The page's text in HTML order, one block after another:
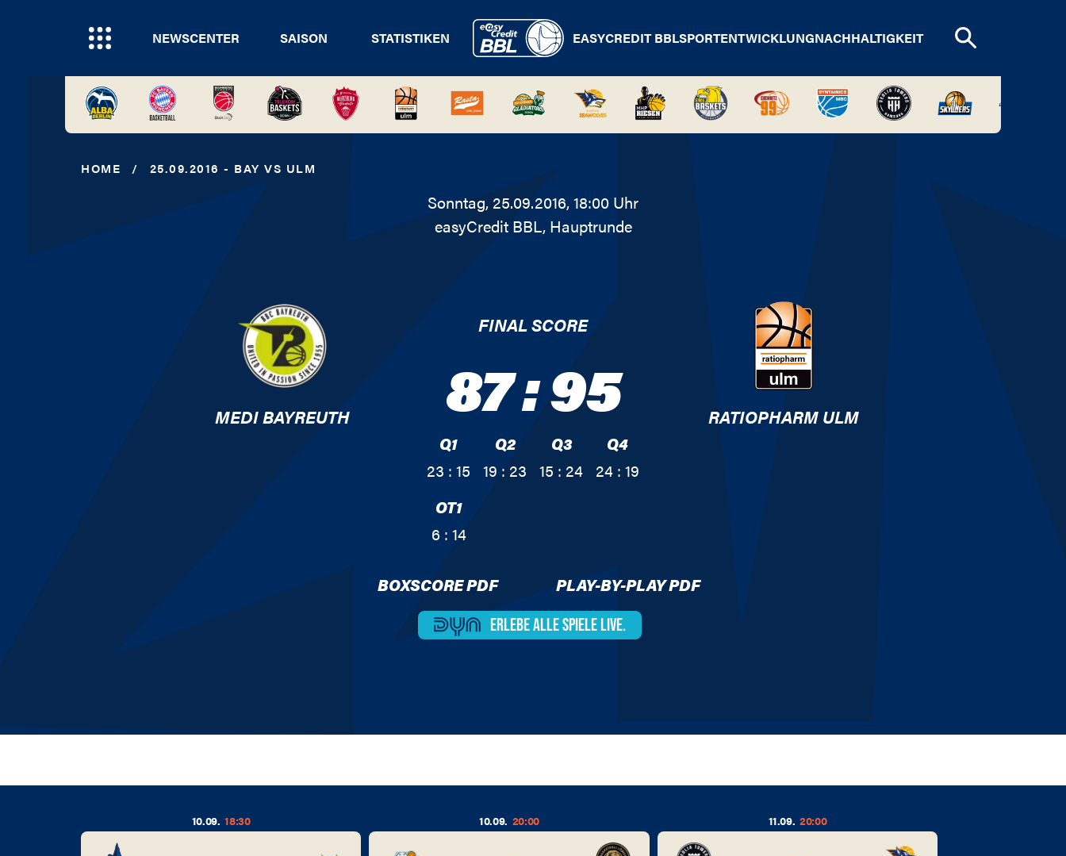
NEWSCENTER SAISON STATISTIKEN EASYCREDIT BBLSPORTENTWICKLUNGNACHHALTIGKEIT
HOME / 25.09.2016 - BAY VS ULM
Sonntag, 25.09.2016, 18:00 Uhr
easyCredit BBL, Hauptrunde
MEDI BAYREUTH
FINAL SCORE
87:95
Q1
23 : 15
Q2
19 : 23
Q3
15 : 24
Q4
24 : 19
OT1
6 : 14
RATIOPHARM ULM
BOXSCORE PDF PLAY-BY-PLAY PDF
ERLEBE ALLESPIELE LIVE.
10.09. 18:30 10.09. 20:00 11.09. 20:00